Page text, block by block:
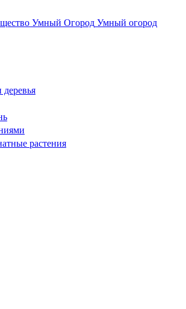
Умный огород
растения